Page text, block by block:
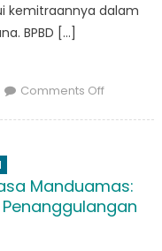
kemitraannya dalam
BPBD […]
Comments Offon
BPBD
Tapian
Manduamas:
Penanggulangan